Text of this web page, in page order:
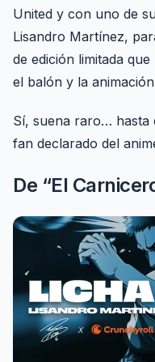
United y con uno de
Lisandro Martínez,
de edición limitada
el balón y la
Sí, suena raro… hasta
fan declarado del
De “El